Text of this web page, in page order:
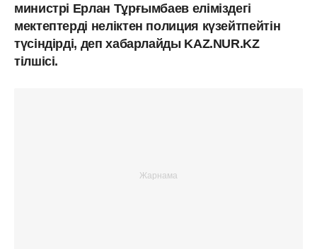
министрі Ерлан Тұрғымбаев еліміздегі
мектептерді неліктен полиция күзейтпейтін
түсіндірді, деп хабарлайды KAZ.NUR.KZ
тілшісі.